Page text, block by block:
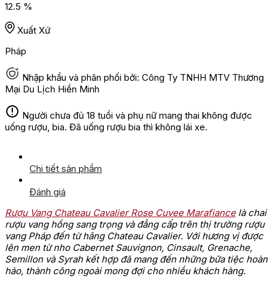
12.5 %
Xuất Xứ
Pháp
Nhập khẩu và phân phối bởi: Công Ty TNHH MTV Thương
Mại Du Lịch Hiền Minh
Người chưa đủ 18 tuổi và phụ nữ mang thai không được
uống rượu, bia. Đã uống rượu bia thì không lái xe.
Chi tiết sản phẩm
Đánh giá
Rượu Vang Chateau Cavalier Rose Cuvee Marafiancelà chai
rượu vang hồng sang trọng và đẳng cấp trên thị trường rượu
vang Pháp đến từ hãng Chateau Cavalier. Với hương vị được
lên men từ nho Cabernet Sauvignon, Cinsault, Grenache,
Semillon và Syrah kết hợp đã mang đến những bữa tiệc hoàn
hảo, thành công ngoài mong đợi cho nhiều khách hàng.